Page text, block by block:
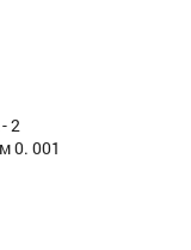
2
0. 001